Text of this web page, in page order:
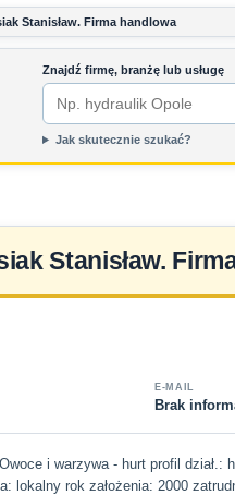
Stanisław. Firma handlowa
Znajdź firmę, branżę lub usługę
Jak skutecznie szukać?
Stanisław.
E-MAIL
Brak
i warzywa - hurt profil dział.:
lokalny rok założenia: 2000